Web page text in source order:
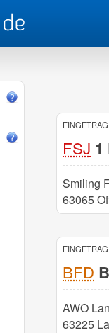
FSJ 1
Smiling
63065
BFD
AWO
63225